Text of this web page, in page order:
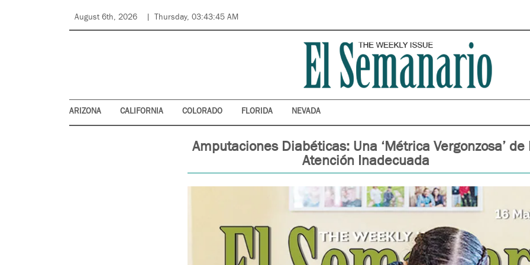
August 6th, 2026 Thursday, 03:43:45 AM
ARIZONA CALIFORNIA COLORADO FLORIDA NEVADA
Amputaciones Diabéticas: Una ‘Métrica Vergonzosa’ de
Atención Inadecuada